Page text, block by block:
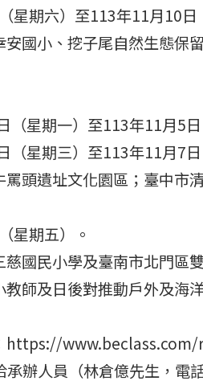
星期六）至113年11月10日
國小、挖子尾自然生態保
（星期一）至113年11月5
（星期三）至113年11月7
頭遺址文化園區；臺中市
星期五）。
國民小學及臺南市北門區
師及日後對推動戶外及海
https://
承辦人員（林倉億先生，